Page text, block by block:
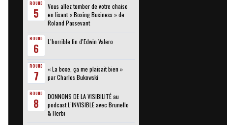
ROUND
5
Vous allez tomber de votre chaise
en lisant « Boxing Business » de
Roland Passevant
ROUND
6 L’horrible fin d’Edwin Valero
ROUND
7
« La boxe, ça me plaisait bien »
par Charles Bukowski
ROUND
8
DONNONS DE LA VISIBILITÉ au
podcast L’INVISIBLE avec Brunello
& Herbi